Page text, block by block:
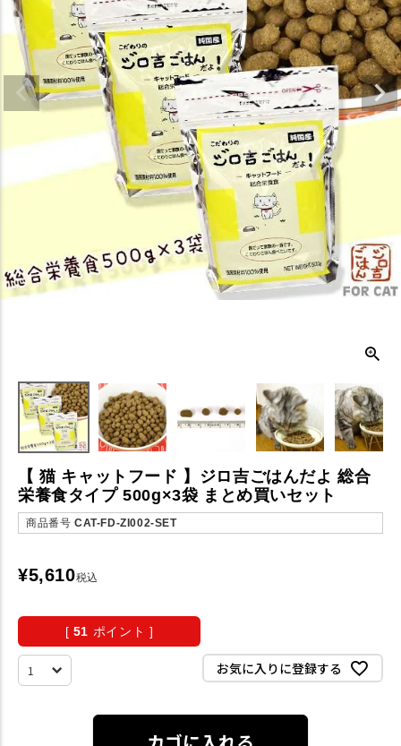
【 猫 キャットフード 】ジロ吉ごはんだよ 総合
栄養食タイプ 500g×3袋 まとめ買いセット
商品番号 CAT-FD-ZI002-SET
¥5,610税込
[ 51 ポイント ]
お気に入りに登録する